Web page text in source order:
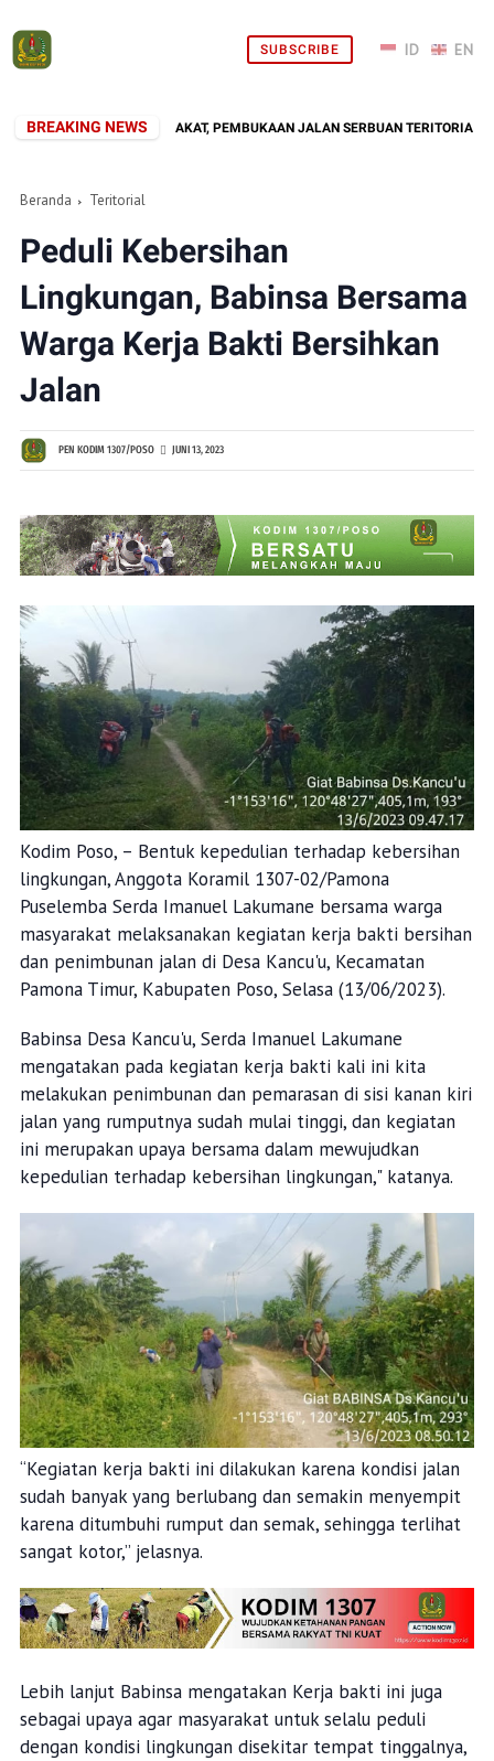
SUBSCRIBE
BREAKING NEWS
DI TENGAH MASYARAKAT, PEMBUKAAN JALAN SERBUAN TERITORIAL
Beranda Teritorial
Peduli Kebersihan
Lingkungan, Babinsa Bersama
Warga Kerja Bakti Bersihkan
Jalan
PEN KODIM 1307/POSO JUNI 13, 2023
Kodim Poso, – Bentuk kepedulian terhadap kebersihan
lingkungan, Anggota Koramil 1307-02/Pamona
Puselemba Serda Imanuel Lakumane bersama warga
masyarakat melaksanakan kegiatan kerja bakti bersihan
dan penimbunan jalan di Desa Kancu'u, Kecamatan
Pamona Timur, Kabupaten Poso, Selasa (13/06/2023).
Babinsa Desa Kancu'u, Serda Imanuel Lakumane
mengatakan pada kegiatan kerja bakti kali ini kita
melakukan penimbunan dan pemarasan di sisi kanan kiri
jalan yang rumputnya sudah mulai tinggi, dan kegiatan
ini merupakan upaya bersama dalam mewujudkan
kepedulian terhadap kebersihan lingkungan," katanya.
“Kegiatan kerja bakti ini dilakukan karena kondisi jalan
sudah banyak yang berlubang dan semakin menyempit
karena ditumbuhi rumput dan semak, sehingga terlihat
sangat kotor,” jelasnya.
Lebih lanjut Babinsa mengatakan Kerja bakti ini juga
sebagai upaya agar masyarakat untuk selalu peduli
dengan kondisi lingkungan disekitar tempat tinggalnya,